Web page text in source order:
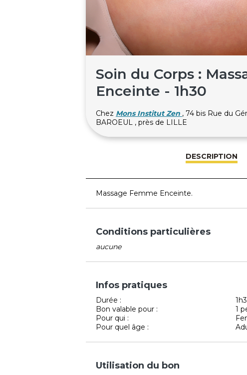
Soin du Corps :
Enceinte - 1h30
Chez Mons Institut Zen , 74 bis Rue du
BAROEUL , près de LILLE
DESCRIPTION
Massage Femme Enceinte.
Conditions particulières
aucune
Infos pratiques
Durée :
Bon valable pour :
1
Pour qui :
Pour quel âge :
Utilisation du bon